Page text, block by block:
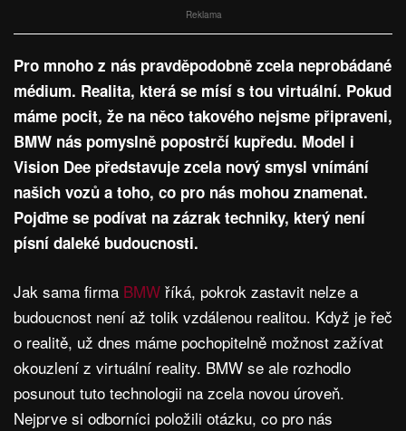
Reklama
Pro mnoho z nás pravděpodobně zcela neprobádané
médium. Realita, která se mísí s tou virtuální. Pokud
máme pocit, že na něco takového nejsme připraveni,
BMW nás pomyslně popostrčí kupředu. Model i
Vision Dee představuje zcela nový smysl vnímání
našich vozů a toho, co pro nás mohou znamenat.
Pojďme se podívat na zázrak techniky, který není
písní daleké budoucnosti.
Jak sama firma BMW říká, pokrok zastavit nelze a
budoucnost není až tolik vzdálenou realitou. Když je řeč
o realitě, už dnes máme pochopitelně možnost zažívat
okouzlení z virtuální reality. BMW se ale rozhodlo
posunout tuto technologii na zcela novou úroveň.
Nejprve si odborníci položili otázku, co pro nás